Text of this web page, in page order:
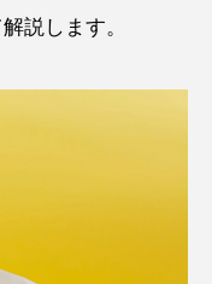
説します。